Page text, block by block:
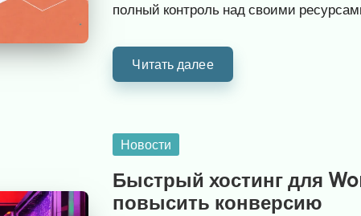
полный контроль над своими
Читать далее
Опубликовано
Новости
Быстрый хостинг для
повысить конверсию